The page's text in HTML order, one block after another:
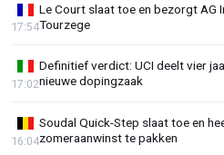
Le Court slaat toe en bezorgt AG
Tourzege
17:54
Definitief verdict: UCI deelt vier
nieuwe dopingzaak
17:02
Soudal Quick-Step slaat toe en
zomeraanwinst te pakken
16:04